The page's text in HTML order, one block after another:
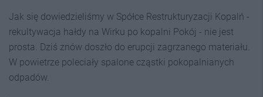
Jak się dowiedzieliśmy w Spółce Restrukturyzacji Kopalń -
rekultywacja hałdy na Wirku po kopalni Pokój - nie jest
prosta. Dziś znów doszło do erupcji zagrzanego materiału.
W powietrze poleciały spalone cząstki pokopalnianych
odpadów.